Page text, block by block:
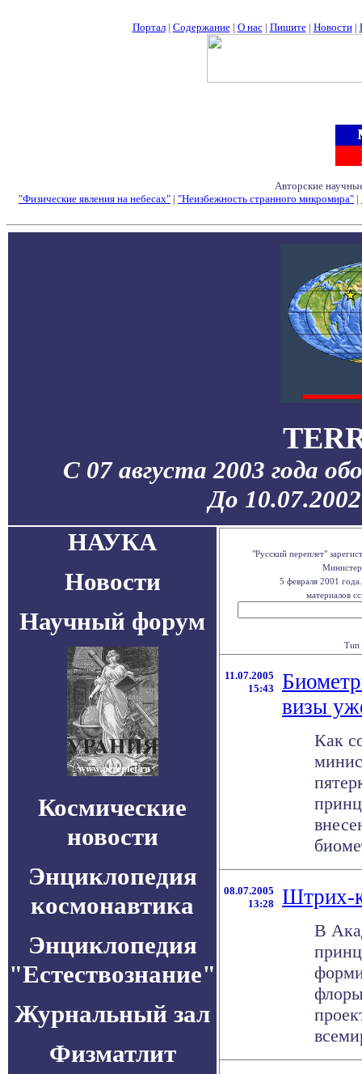
Портал| Содержание| О нас| Пишите| Новости|
Авторские
"Физические явления на небесах" | "Неизбежность странного микромира" |
С 07 августа 2003 года
До
НАУКА
Новости
Научный форум
Космические
новости
Энциклопедия
космонавтика
Энциклопедия
"Естествознание"
Журнальный зал
Физматлит
"Русский переплет"
5 февраля 2001
материалов
Тип
11.07.2005
15:43
визы
Как
08.07.2005
13:28
Штрих-
В